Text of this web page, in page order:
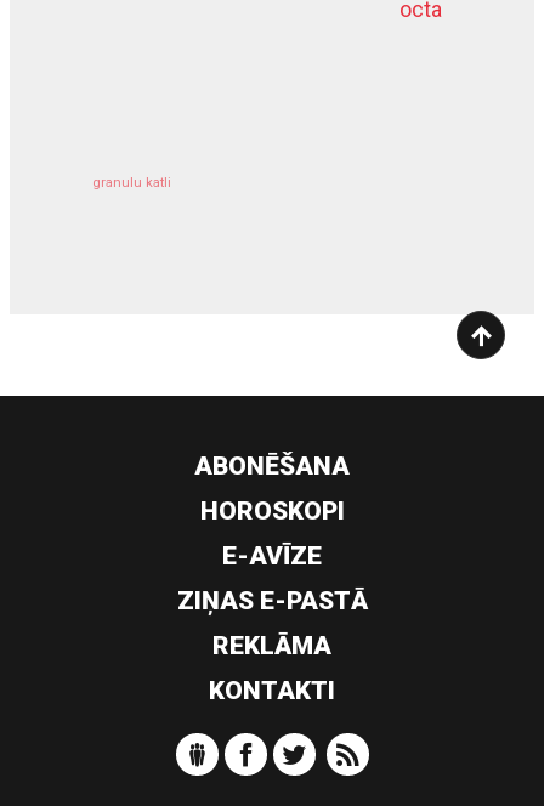
octa
granulu katli
dziļurbums
ABONĒŠANA
HOROSKOPI
E-AVĪZE
ZIŅAS E-PASTĀ
REKLĀMA
KONTAKTI